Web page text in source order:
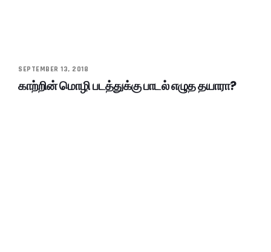
SEPTEMBER 13, 2018
காற்றின் மொழி படத்துக்கு பாடல் எழுத தயாரா?